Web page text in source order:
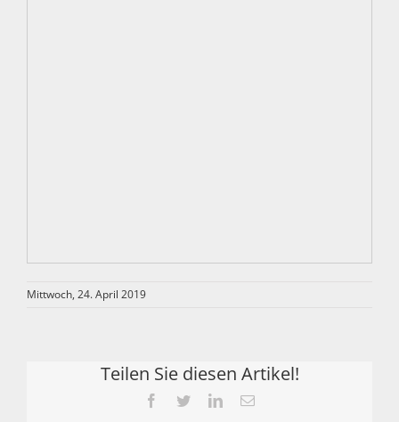
Mittwoch, 24. April 2019
Teilen Sie diesen Artikel!
Facebook
TwitterLinkedInEmail